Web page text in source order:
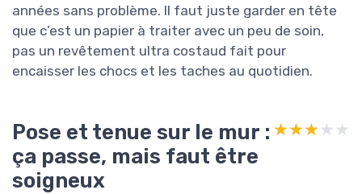
années sans problème. Il faut juste garder en tête
que c’est un papier à traiter avec un peu de soin,
pas un revêtement ultra costaud fait pour
encaisser les chocs et les taches au quotidien.
Pose et tenue sur le mur :
ça passe, mais faut être
soigneux
★★★★★
★★★★★